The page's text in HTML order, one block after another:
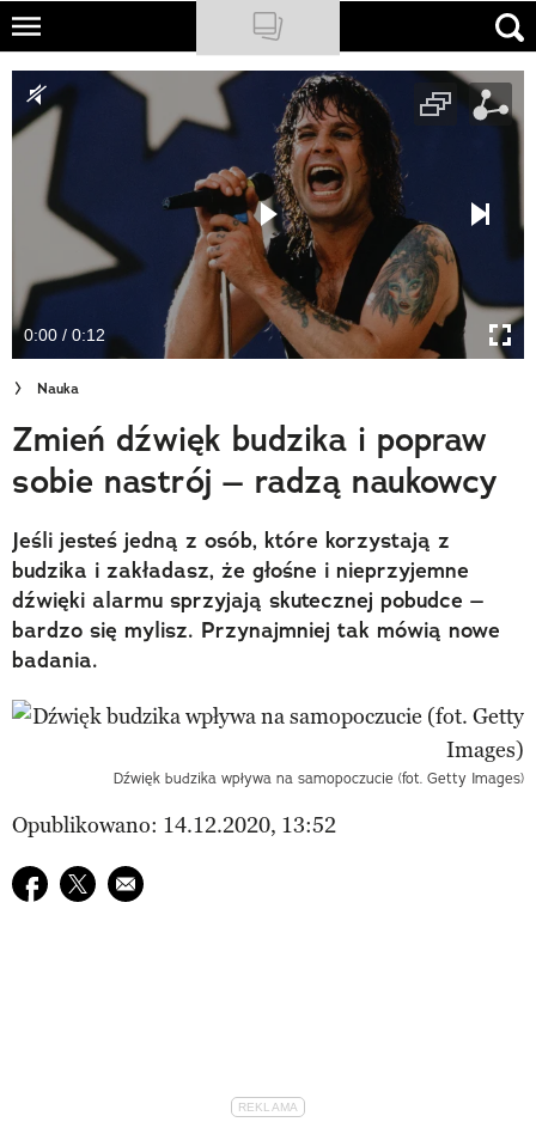
Skip
main
content
NATIONAL GEOGRAPHIC
TRAVELER
PODCASTY
Newsletter
Cuda Polski
Wielki Konkurs Fotograficzny
Trendbook Podróżniczy
Polecane
0:00 / 0:12
Nauka
Zmień dźwięk budzika i popraw
sobie nastrój – radzą naukowcy
Jeśli jesteś jedną z osób, które korzystają z
budzika i zakładasz, że głośne i nieprzyjemne
dźwięki alarmu sprzyjają skutecznej pobudce –
bardzo się mylisz. Przynajmniej tak mówią nowe
badania.
Dźwięk budzika wpływa na samopoczucie (fot. Getty Images)
Opublikowano: 14.12.2020, 13:52
Udostępnij na facebook
Udostępnij na twitter
E-mail do przyjaciela